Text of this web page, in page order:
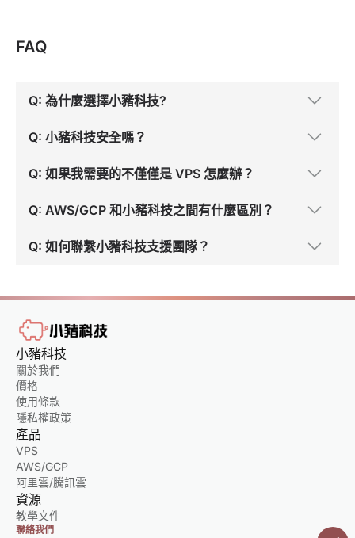
FAQ
Q: 為什麼選擇小豬科技?
Q: 小豬科技安全嗎？
Q: 如果我需要的不僅僅是 VPS 怎麼辦？
Q: AWS/GCP 和小豬科技之間有什麼區別？
Q: 如何聯繫小豬科技支援團隊？
小豬科技
關於我們
價格
使用條款
隱私權政策
產品
VPS
AWS/GCP
阿里雲/騰訊雲
資源
教學文件
聯絡我們